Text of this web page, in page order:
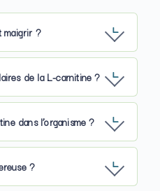
maigrir ?
de la L-carnitine ?
dans l’organisme ?
?